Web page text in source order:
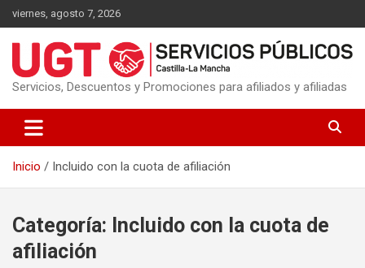
Saltar
al
contenido
viernes, agosto 7, 2026
Servicios, Descuentos y Promociones para afiliados y afiliadas
Inicio Incluido con la cuota de afiliación
Categoría: Incluido con la cuota de
afiliación